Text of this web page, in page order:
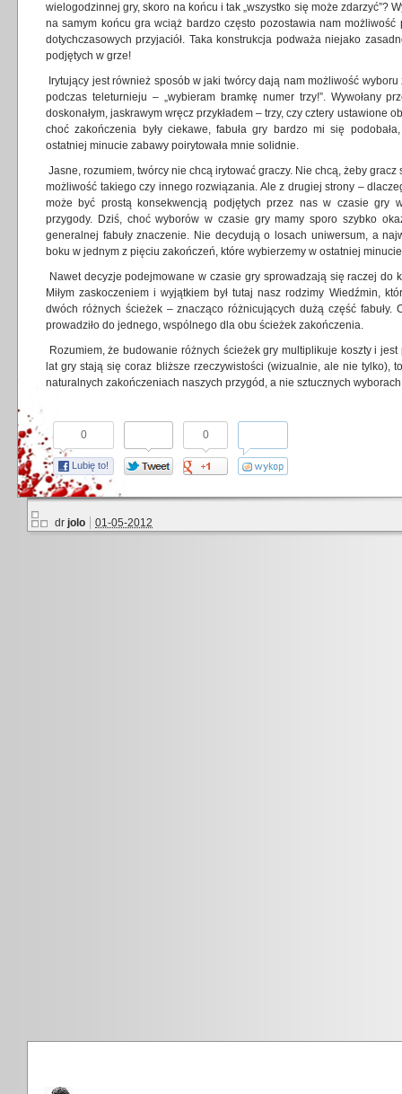
wielogodzinnej gry, skoro na końcu i tak „wszystko się może zdarzyć”?
na samym końcu gra wciąż bardzo często pozostawia nam
dotychczasowych przyjaciół. Taka konstrukcja podważa niejako
podjętych w grze!
Irytujący jest również sposób w jaki twórcy dają nam możliwość
podczas teleturnieju – „wybieram bramkę numer trzy!”. Wywołany
doskonałym, jaskrawym wręcz przykładem – trzy, czy cztery ustawione
choć zakończenia były ciekawe, fabuła gry bardzo mi się
ostatniej minucie zabawy poirytowała mnie solidnie.
Jasne, rozumiem, twórcy nie chcą irytować graczy. Nie chcą, żeby gracz
możliwość takiego czy innego rozwiązania. Ale z drugiej strony –
może być prostą konsekwencją podjętych przez nas w czasie gry
przygody. Dziś, choć wyborów w czasie gry mamy sporo szybko
generalnej fabuły znaczenie. Nie decydują o losach uniwersum, a
boku w jednym z pięciu zakończeń, które wybierzemy w ostatniej
Nawet decyzje podejmowane w czasie gry sprowadzają się raczej do
Miłym zaskoczeniem i wyjątkiem był tutaj nasz rodzimy Wiedźmin,
dwóch różnych ścieżek – znacząco różnicujących dużą część fabuły.
prowadziło do jednego, wspólnego dla obu ścieżek zakończenia.
Rozumiem, że budowanie różnych ścieżek gry multiplikuje koszty i jest
lat gry stają się coraz bliższe rzeczywistości (wizualnie, ale nie tylko),
naturalnych zakończeniach naszych przygód, a nie sztucznych
0
Lubię to!
0
dr jolo 01-05-2012